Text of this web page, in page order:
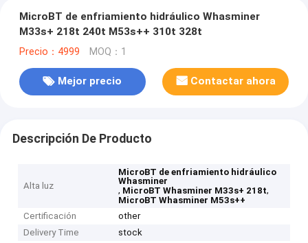
MicroBT de enfriamiento hidráulico Whasminer
M33s+ 218t 240t M53s++ 310t 328t
Precio：4999 MOQ：1
Mejor precio Contactar ahora
Descripción De Producto
Alta luz
MicroBT de enfriamiento hidráulico
Whasminer
, MicroBT Whasminer M33s+ 218t,
MicroBT Whasminer M53s++
Certificación
other
Delivery Time
stock